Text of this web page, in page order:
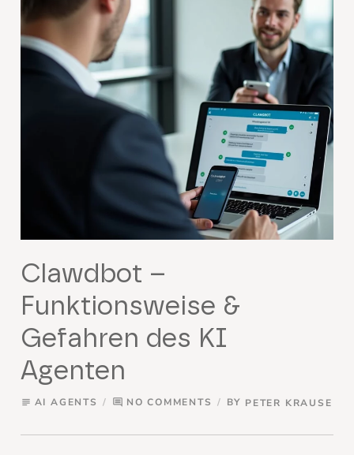
Clawdbot –
Funktionsweise &
Gefahren des KI
Agenten
subject AI AGENTS comment NO COMMENTS BY PETER KRAUSE